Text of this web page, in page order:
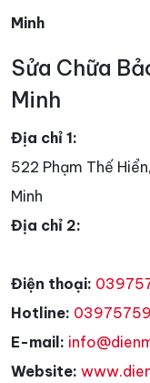
Minh
Sửa Chữa
Minh
Địa chỉ 1:
522 Phạm Thế
Minh
Địa chỉ 2:
Điện thoại:
Hotline:
E-mail:
Website: